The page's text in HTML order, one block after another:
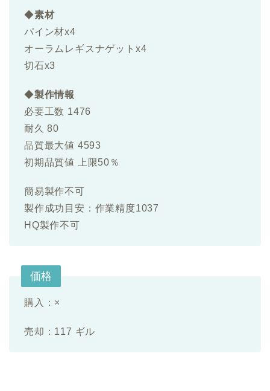
◆素材
パイン材x4
オーラムレギスナゲットx4
切石x3
◆製作情報
必要工数 1476
耐久 80
品質最大値 4593
初期品質値 上限50％
簡易製作不可
製作成功目安：作業精度1037
HQ製作不可
価格
購入：×
売却：117 ギル